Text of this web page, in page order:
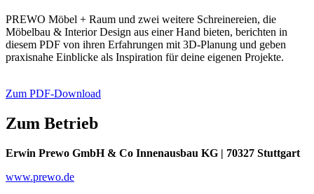
PREWO Möbel + Raum und zwei weitere Schreinereien, die
Möbelbau & Interior Design aus einer Hand bieten, berichten in
diesem PDF von ihren Erfahrungen mit 3D-Planung und geben
praxisnahe Einblicke als Inspiration für deine eigenen Projekte.
Zum PDF-Download
Zum Betrieb
Erwin Prewo GmbH & Co Innenausbau KG | 70327 Stuttgart
www.prewo.de